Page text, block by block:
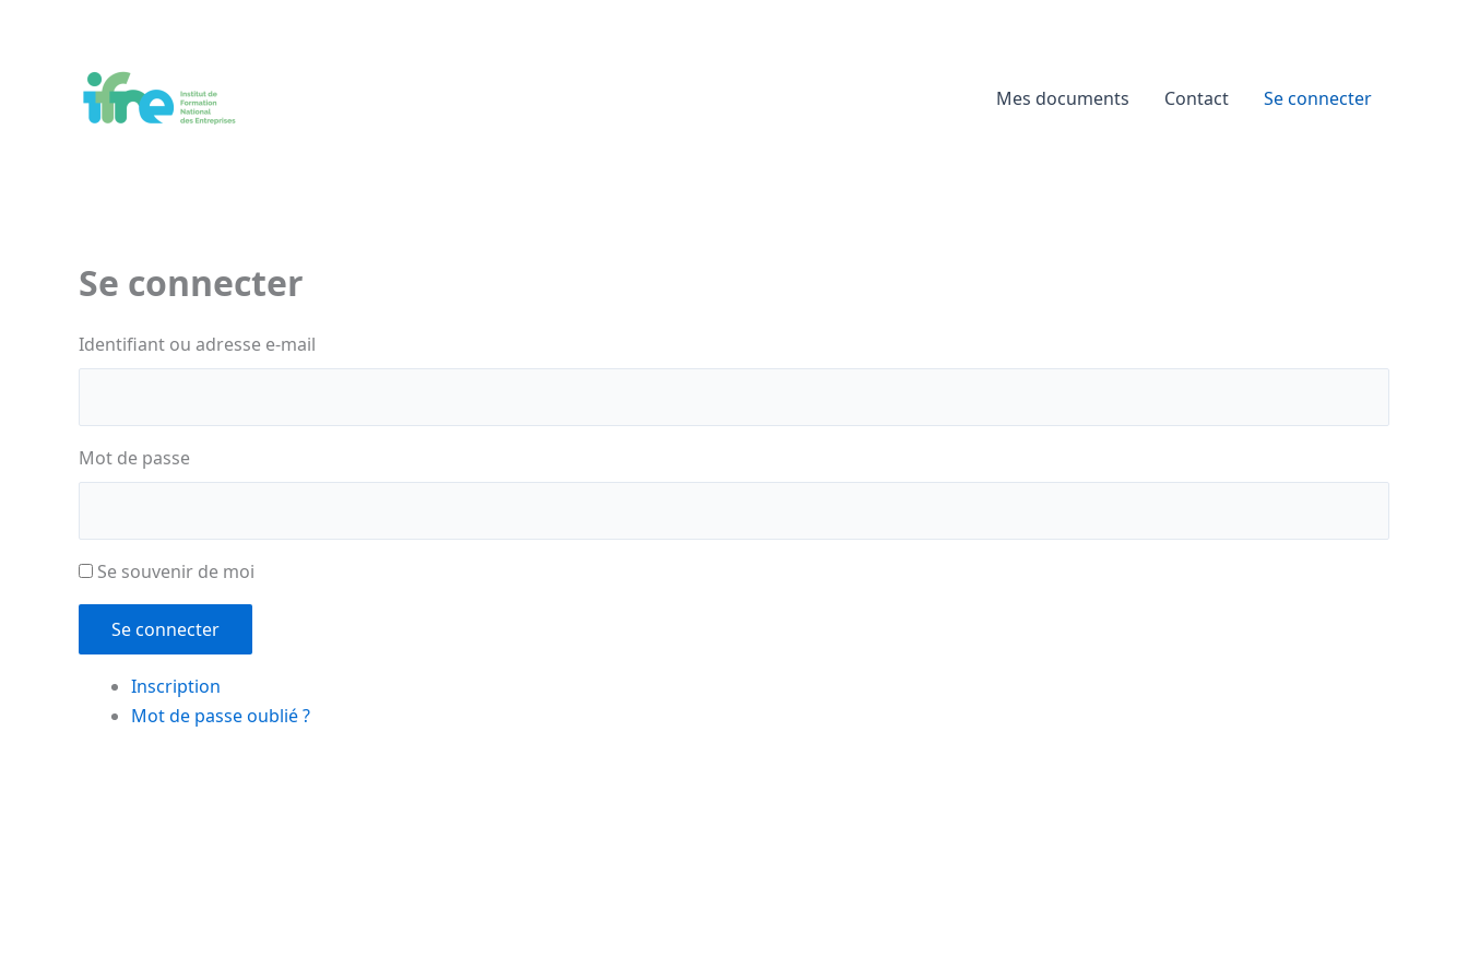
Mes documents
Contact Se connecter
Se connecter
Identifiant ou adresse e-mail
Mot de passe
Se souvenir de moi
Se connecter
Inscription
Mot de passe oublié ?